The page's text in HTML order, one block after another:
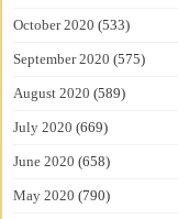
October 2020 (533)
September 2020 (575)
August 2020 (589)
July 2020 (669)
June 2020 (658)
May 2020 (790)